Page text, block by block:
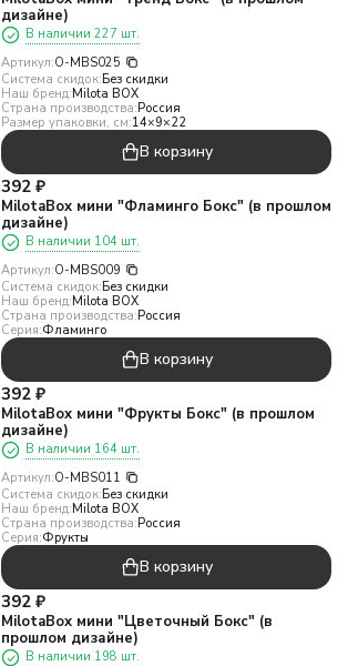
дизайне)
В наличии 227 шт.
Артикул:O-MBS025
Система скидок:Без скидки
Наш бренд:Milota BOX
Страна производства:Россия
Размер упаковки, см:14×9×22
В корзину
392 ₽
MilotaBox мини "Фламинго Бокс" (в прошлом
дизайне)
В наличии 104 шт.
Артикул:O-MBS009
Система скидок:Без скидки
Наш бренд:Milota BOX
Страна производства:Россия
Серия:Фламинго
В корзину
392 ₽
MilotaBox мини "Фрукты Бокс" (в прошлом
дизайне)
В наличии 164 шт.
Артикул:O-MBS011
Система скидок:Без скидки
Наш бренд:Milota BOX
Страна производства:Россия
Серия:Фрукты
В корзину
392 ₽
MilotaBox мини "Цветочный Бокс" (в
прошлом дизайне)
В наличии 198 шт.